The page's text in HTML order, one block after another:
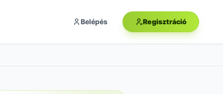
Belépés Regisztráció